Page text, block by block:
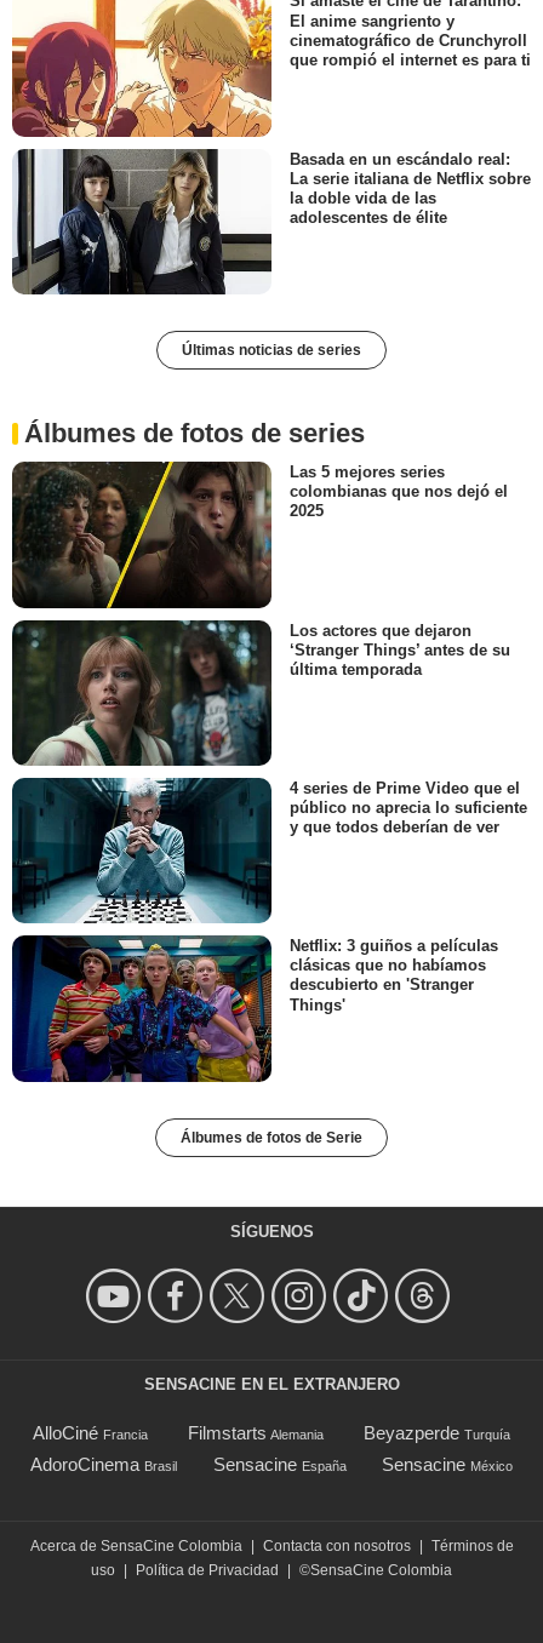
El anime sangriento y
cinematográfico de Crunchyroll
que rompió el internet es para ti
Basada en un escándalo real:
La serie italiana de Netflix sobre
la doble vida de las
adolescentes de élite
Últimas noticias de series
Álbumes de fotos de series
Las 5 mejores series
colombianas que nos dejó el
2025
Los actores que dejaron
‘Stranger Things’ antes de su
última temporada
4 series de Prime Video que el
público no aprecia lo suficiente
y que todos deberían de ver
Netflix: 3 guiños a películas
clásicas que no habíamos
descubierto en 'Stranger
Things'
Álbumes de fotos de Serie
SÍGUENOS
SENSACINE EN EL EXTRANJERO
AlloCiné Francia Filmstarts Alemania Beyazperde Turquía
AdoroCinema Brasil Sensacine España Sensacine México
Acerca de SensaCine Colombia | Contacta con nosotros | Términos de
uso | Política de Privacidad | ©SensaCine Colombia